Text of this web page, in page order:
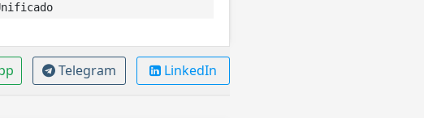
Telegram LinkedIn